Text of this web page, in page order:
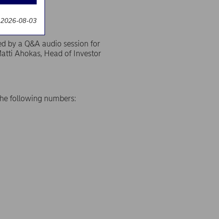
by a Q&A audio session for
Ahokas, Head of Investor
following numbers:
08-03